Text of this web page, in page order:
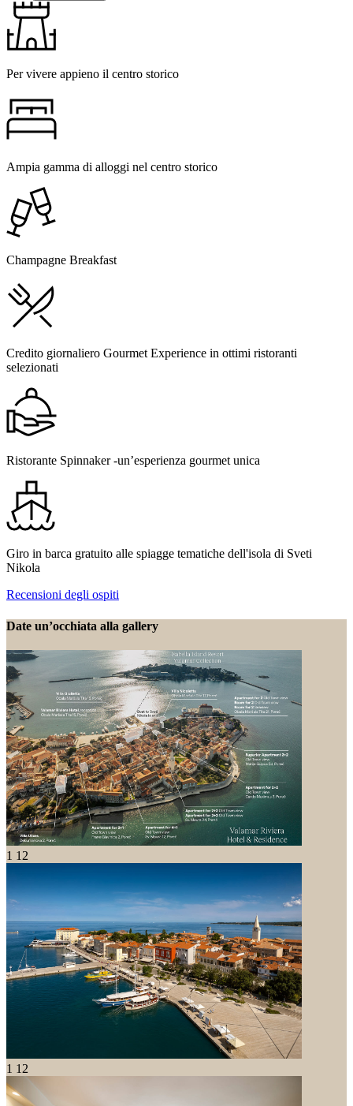
Per vivere appieno il centro storico
Ampia gamma di alloggi nel centro storico
Champagne Breakfast
Credito giornaliero Gourmet Experience in ottimi ristoranti
selezionati
Ristorante Spinnaker -un’esperienza gourmet unica
Giro in barca gratuito alle spiagge tematiche dell'isola di Sveti
Nikola
Recensioni degli ospiti
Date un’occhiata alla gallery
1 12
1 12